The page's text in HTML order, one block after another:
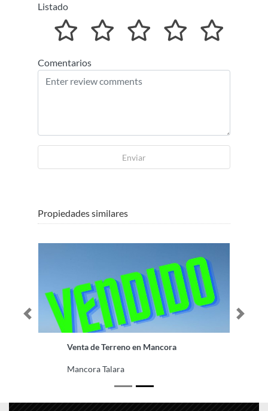
Listado
Comentarios
Enviar
Propiedades similares
Venta de Terreno en Mancora
Mancora Talara
Previous Next